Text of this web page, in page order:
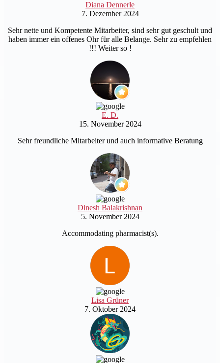
Diana Dennerle
7. Dezember 2024
Sehr nette und Kompetente Mitarbeiter, sind sehr gut geschult und
haben immer ein offenes Ohr für alle Belange. Sehr zu empfehlen
!!! Weiter so !
E. D.
15. November 2024
Sehr freundliche Mitarbeiter und auch informative Beratung
Dinesh Balakrishnan
5. November 2024
Accommodating pharmacist(s).
Lisa Grüner
7. Oktober 2024